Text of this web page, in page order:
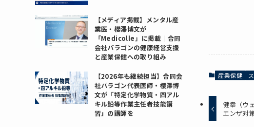
産業保健
健幸（ウ
エンザ対
【メディア掲載】メンタル産
業医・櫻澤博文が
「Medicolle」に掲載｜合同
会社パラゴンの健康経営支援
と産業保健への取り組み
【2026年も継続担当】合同会
社パラゴン代表医師・櫻澤博
文が「特定化学物質・四アル
キル鉛等作業主任者技能講
習」の講師を